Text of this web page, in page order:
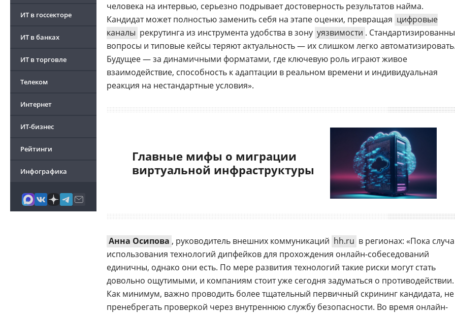
ИТ в госсекторе
ИТ в банках
ИТ в торговле
Телеком
Интернет
ИТ-бизнес
Рейтинги
Инфографика
человека на интервью, серьезно подрывает достоверность результатов найма.
Кандидат может полностью заменить себя на этапе оценки, превращая цифровые
каналы рекрутинга из инструмента удобства в зону уязвимости .
вопросы и типовые кейсы теряют актуальность — их слишком легко
Будущее — за динамичными форматами, где ключевую роль играют живое
взаимодействие, способность к адаптации в реальном времени и индивидуальная
реакция на нестандартные условия».
Главные мифы о миграции
виртуальной инфраструктуры
Анна Осипова , руководитель внешних коммуникаций hh.ru в регионах: «Пока
использования технологий дипфейков для прохождения онлайн-собеседований
единичны, однако они есть. По мере развития технологий такие риски могут стать
довольно ощутимыми, и компаниям стоит уже сегодня задуматься о противодействии.
Как минимум, важно проводить более тщательный первичный скрининг кандидата, не
пренебрегать проверкой через внутреннюю службу безопасности. Во время онлайн-